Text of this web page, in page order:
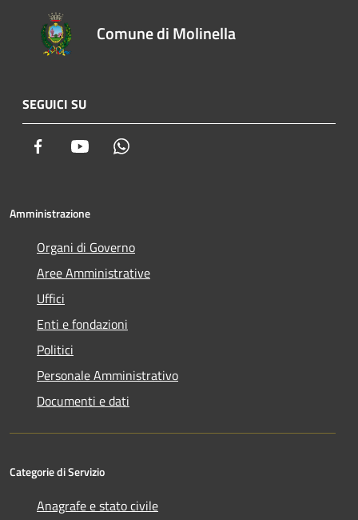
Comune di Molinella
SEGUICI SU
Facebook Youtube
Amministrazione
Organi di Governo
Aree Amministrative
Uffici
Enti e fondazioni
Politici
Personale Amministrativo
Documenti e dati
Categorie di Servizio
Anagrafe e stato civile